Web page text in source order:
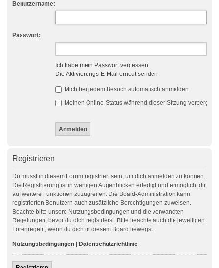
Benutzername:
Passwort:
Ich habe mein Passwort vergessen
Die Aktivierungs-E-Mail erneut senden
Mich bei jedem Besuch automatisch anmelden
Meinen Online-Status während dieser Sitzung verbergen
Registrieren
Du musst in diesem Forum registriert sein, um dich anmelden zu können.
Die Registrierung ist in wenigen Augenblicken erledigt und ermöglicht dir,
auf weitere Funktionen zuzugreifen. Die Board-Administration kann
registrierten Benutzern auch zusätzliche Berechtigungen zuweisen.
Beachte bitte unsere Nutzungsbedingungen und die verwandten
Regelungen, bevor du dich registrierst. Bitte beachte auch die jeweiligen
Forenregeln, wenn du dich in diesem Board bewegst.
Nutzungsbedingungen Datenschutzrichtlinie